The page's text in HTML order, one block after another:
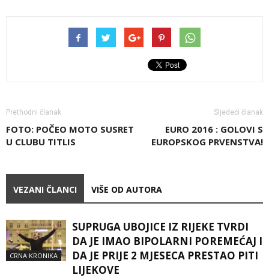
Prethodni članak
FOTO: POČEO MOTO SUSRET
U CLUBU TITLIS
Sljedeći članak
EURO 2016 : GOLOVI S
EUROPSKOG PRVENSTVA!
VEZANI ČLANCI VIŠE OD AUTORA
CRNA KRONIKA
SUPRUGA UBOJICE IZ RIJEKE TVRDI
DA JE IMAO BIPOLARNI POREMEĆAJ I
DA JE PRIJE 2 MJESECA PRESTAO PITI
LIJEKOVE